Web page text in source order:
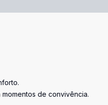
momentos de convivência.